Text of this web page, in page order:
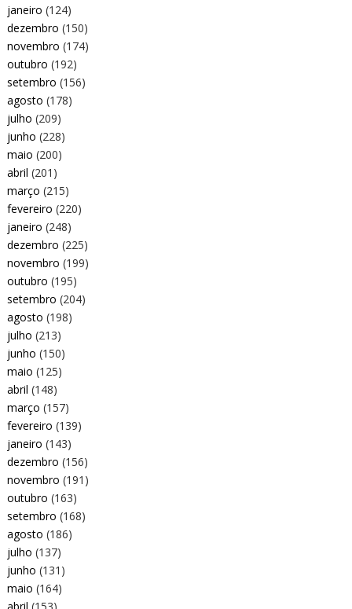
janeiro (124)
dezembro (150)
novembro (174)
outubro (192)
setembro (156)
agosto (178)
julho (209)
junho (228)
maio (200)
abril (201)
março (215)
fevereiro (220)
janeiro (248)
dezembro (225)
novembro (199)
outubro (195)
setembro (204)
agosto (198)
julho (213)
junho (150)
maio (125)
abril (148)
março (157)
fevereiro (139)
janeiro (143)
dezembro (156)
novembro (191)
outubro (163)
setembro (168)
agosto (186)
julho (137)
junho (131)
maio (164)
abril (153)